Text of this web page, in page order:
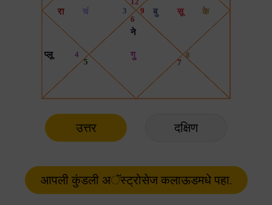
उत्तर दक्षिण